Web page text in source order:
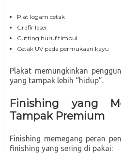
Plat logam cetak
Grafir laser
Cutting huruf timbul
Cetak UV pada permukaan kayu
Plakat memungkinkan
yang tampak lebih “hidup”.
Finishing yang
Tampak Premium
Finishing memegang peran
finishing yang sering di pakai: